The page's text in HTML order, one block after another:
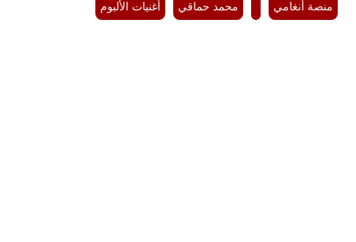
منصة أنغامي محمد حماقي أغنيات الألبوم